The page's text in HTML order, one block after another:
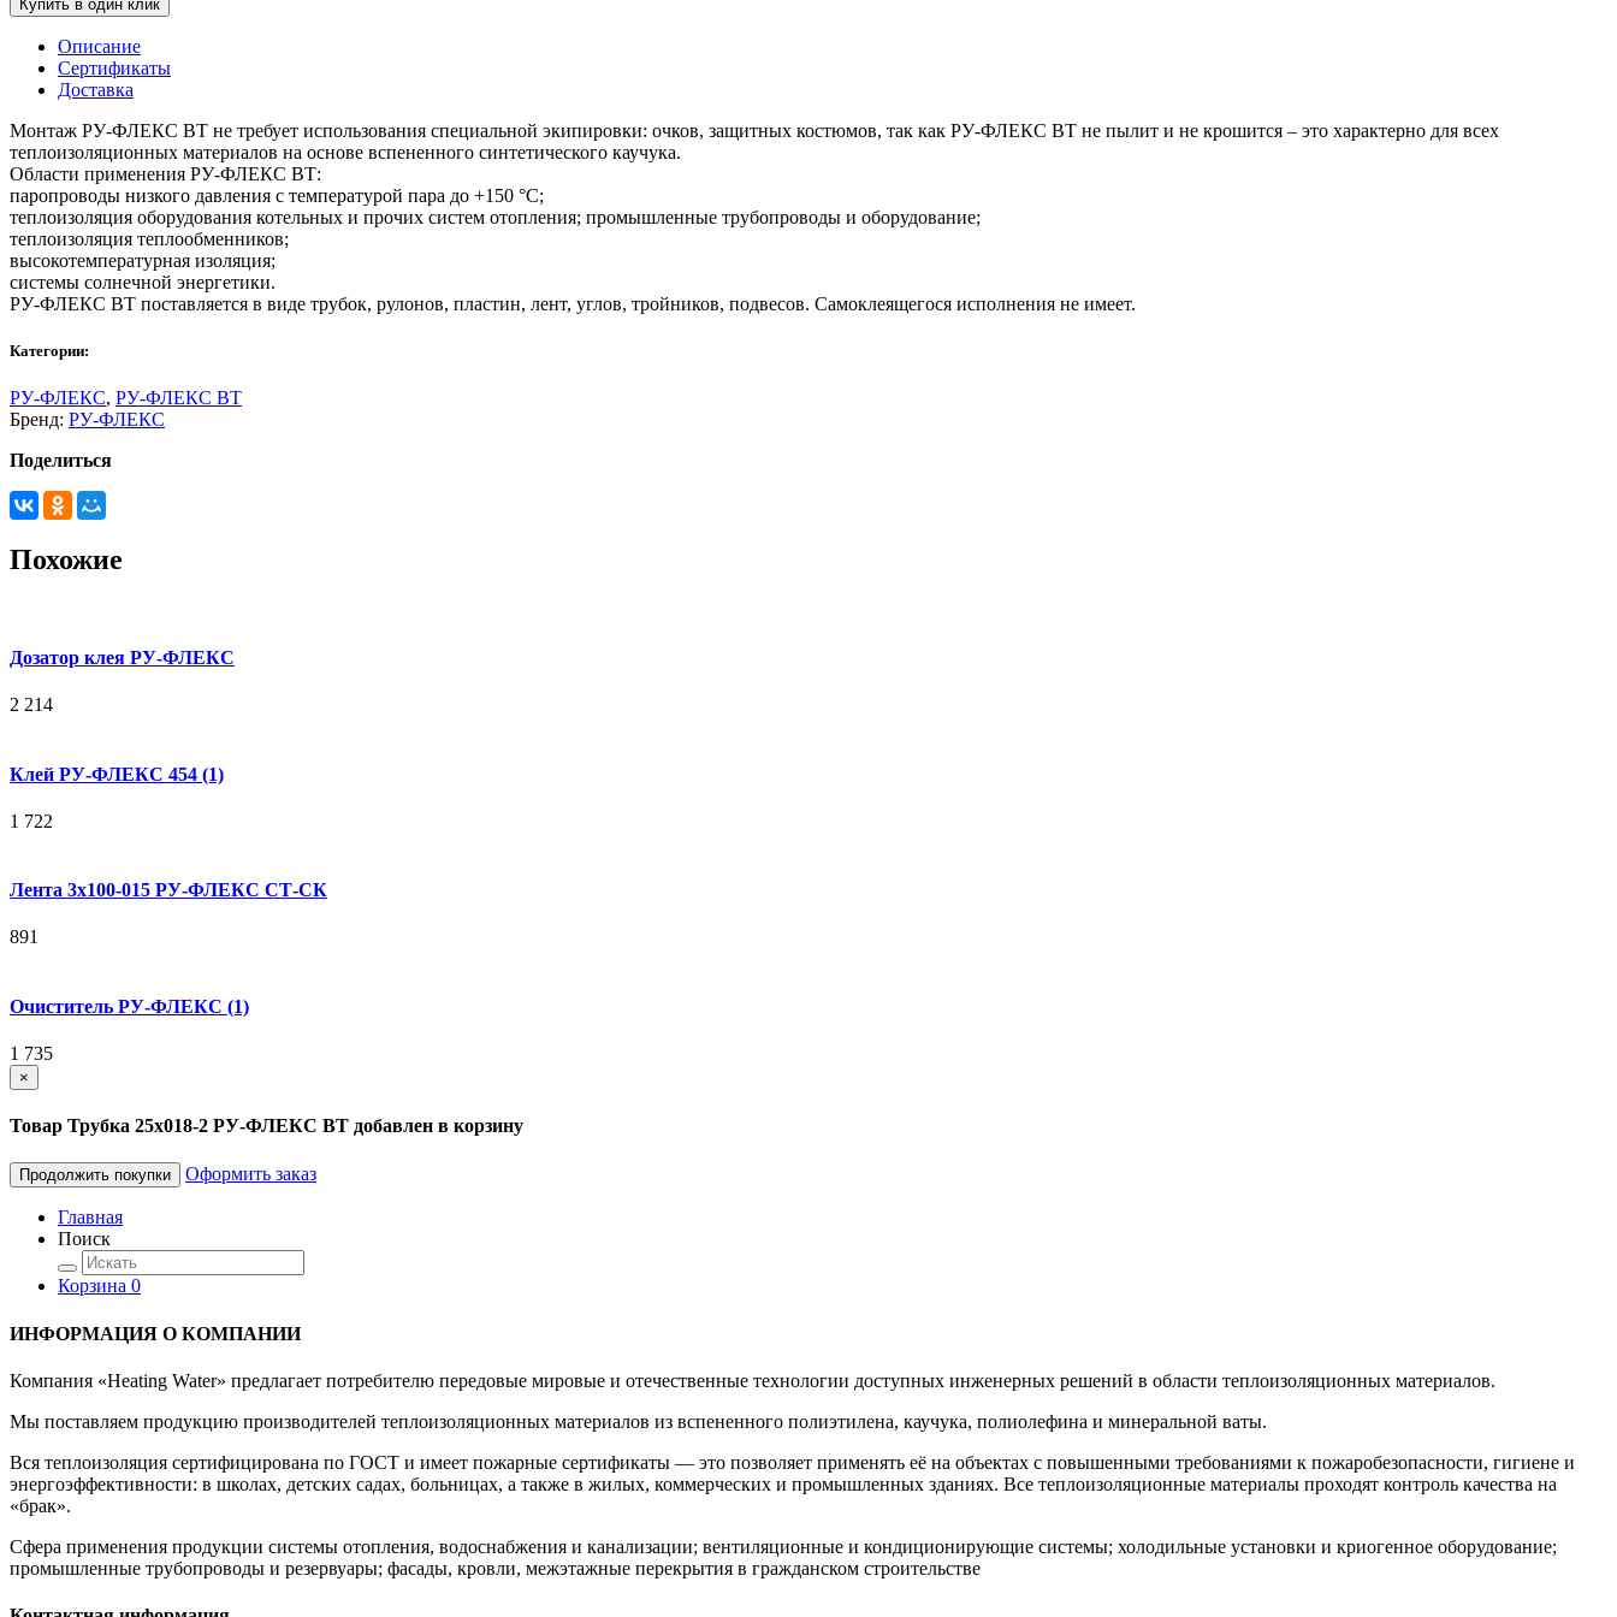
Купить в один клик
Описание
Сертификаты
Доставка
Монтаж РУ-ФЛЕКС ВТ не требует использования специальной экипировки: очков, защитных костюмов, так как РУ-ФЛЕКС ВТ не пылит и не крошится – это характерно для всех
теплоизоляционных материалов на основе вспененного синтетического каучука.
Области применения РУ-ФЛЕКС ВТ:
паропроводы низкого давления с температурой пара до +150 °С;
теплоизоляция оборудования котельных и прочих систем отопления; промышленные трубопроводы и оборудование;
теплоизоляция теплообменников;
высокотемпературная изоляция;
системы солнечной энергетики.
РУ-ФЛЕКС ВТ поставляется в виде трубок, рулонов, пластин, лент, углов, тройников, подвесов. Самоклеящегося исполнения не имеет.
Категории:
РУ-ФЛЕКС, РУ-ФЛЕКС ВТ
Бренд: РУ-ФЛЕКС
Поделиться
Похожие
Дозатор клея РУ-ФЛЕКС
2 214
Клей РУ-ФЛЕКС 454 (1)
1 722
Лента 3х100-015 РУ-ФЛЕКС СТ-СК
891
Очиститель РУ-ФЛЕКС (1)
1 735
×
Товар Трубка 25х018-2 РУ-ФЛЕКС ВТ добавлен в корзину
Продолжить покупки Оформить заказ
Главная
Поиск
Корзина 0
ИНФОРМАЦИЯ О КОМПАНИИ
Компания «Heating Water» предлагает потребителю передовые мировые и отечественные технологии доступных инженерных решений в области теплоизоляционных материалов.
Мы поставляем продукцию производителей теплоизоляционных материалов из вспененного полиэтилена, каучука, полиолефина и минеральной ваты.
Вся теплоизоляция сертифицирована по ГОСТ и имеет пожарные сертификаты — это позволяет применять её на объектах с повышенными требованиями к пожаробезопасности, гигиене и
энергоэффективности: в школах, детских садах, больницах, а также в жилых, коммерческих и промышленных зданиях. Все теплоизоляционные материалы проходят контроль качества на
«брак».
Сфера применения продукции системы отопления, водоснабжения и канализации; вентиляционные и кондиционирующие системы; холодильные установки и криогенное оборудование;
промышленные трубопроводы и резервуары; фасады, кровли, межэтажные перекрытия в гражданском строительстве